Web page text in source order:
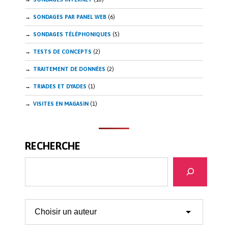
SONDAGES PAR PANEL WEB (6)
SONDAGES TÉLÉPHONIQUES (5)
TESTS DE CONCEPTS (2)
TRAITEMENT DE DONNÉES (2)
TRIADES ET DYADES (1)
VISITES EN MAGASIN (1)
RECHERCHE